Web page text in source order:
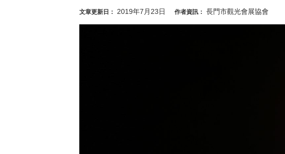
文章更新日： 2019年7月23日 作者資訊： 長門市觀光會展協會